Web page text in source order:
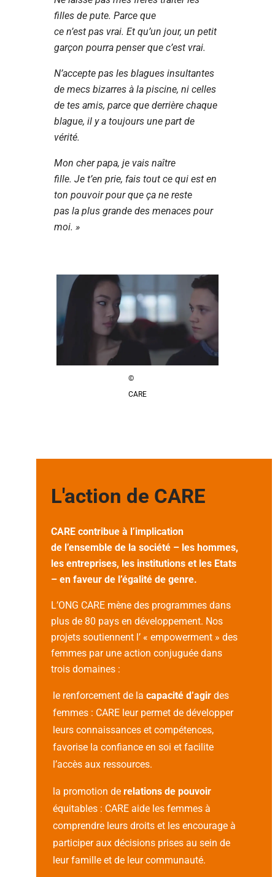
filles de pute. Parce que
ce n’est pas vrai. Et qu’un jour, un petit
garçon pourra penser que c’est vrai.
N’accepte pas les blagues insultantes
de mecs bizarres à la piscine, ni celles
de tes amis, parce que derrière chaque
blague, il y a toujours une part de
vérité.
Mon cher papa, je vais naître
fille. Je t’en prie, fais tout ce qui est en
ton pouvoir pour que ça ne reste
pas la plus grande des menaces pour
moi. »
©
CARE
L'action de CARE
CARE contribue à l’implication
de l’ensemble de la société – les hommes,
les entreprises, les institutions et les Etats
– en faveur de l’égalité de genre.
L’ONG CARE mène des programmes dans
plus de 80 pays en développement. Nos
projets soutiennent l’ « empowerment » des
femmes par une action conjuguée dans
trois domaines :
le renforcement de la capacité d’agir des
femmes : CARE leur permet de développer
leurs connaissances et compétences,
favorise la confiance en soi et facilite
l’accès aux ressources.
la promotion de relations de pouvoir
équitables : CARE aide les femmes à
comprendre leurs droits et les encourage à
participer aux décisions prises au sein de
leur famille et de leur communauté.